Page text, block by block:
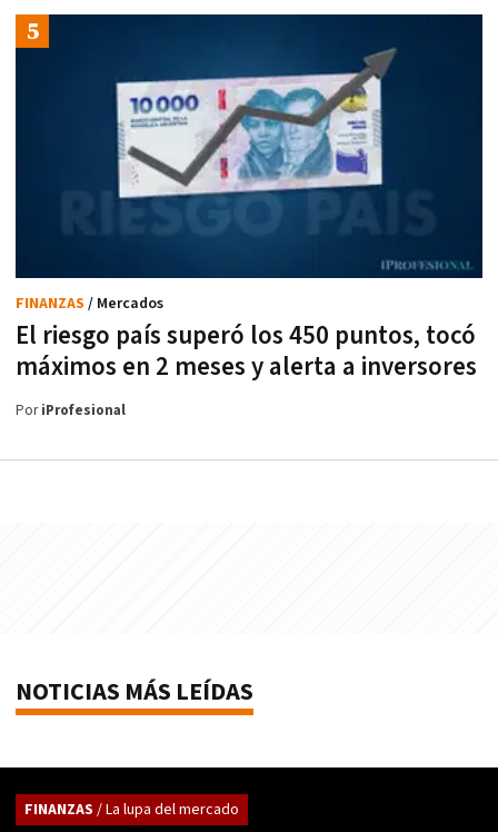
El riesgo país superó los 450 puntos, tocó
máximos en 2 meses y alerta a inversores
FINANZAS / Mercados
PoriProfesional
NOTICIAS MÁS LEÍDAS
FINANZAS / La lupa del mercado